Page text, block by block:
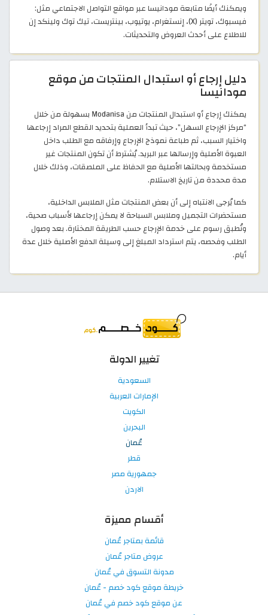
ويمكنك أيضًا متابعة مودانيسا عبر مواقع التواصل الاجتماعي مثل:
فيسبوك، تويتر (X)، إنستغرام، يوتيوب، بينتريست، تيك توك ولينكد إن
للاطلاع على أحدث العروض والتحديثات.
دليل إرجاع أو استبدال المنتجات من موقع
مودانيسا
يمكنك إرجاع أو استبدال المنتجات من Modanisa بسهولة من خلال
“مركز الإرجاع السهل”، حيث تبدأ العملية بتحديد القطع المراد إرجاعها
واختيار السبب، ثم طباعة نموذج الإرجاع وإرفاقه مع الطلب داخل
العبوة الأصلية وإرسالها عبر البريد. يُشترط أن تكون المنتجات غير
مستخدمة وبحالتها الأصلية مع الحفاظ على الملصقات، وذلك خلال
مدة محددة من تاريخ الاستلام.
كما يُرجى الانتباه إلى أن بعض المنتجات مثل الملابس الداخلية،
مستحضرات التجميل وملابس السباحة لا يمكن إرجاعها لأسباب صحية،
وتُطبق رسوم على خدمة الإرجاع حسب الطريقة المختارة. بعد وصول
الطلب وفحصه، يتم استرداد المبلغ إلى وسيلة الدفع الأصلية خلال عدة
أيام.
تغيير الدولة
السعودية
الإمارات العربية
الكويت
البحرين
عُمان
قطر
جمهورية مصر
الاردن
أقسام مميزة
قائمة بمتاجر عُمان
عروض متاجر عُمان
مدونة التسوق في عُمان
خريطة موقع كود خصم - عُمان
عن موقع كود خصم في عُمان